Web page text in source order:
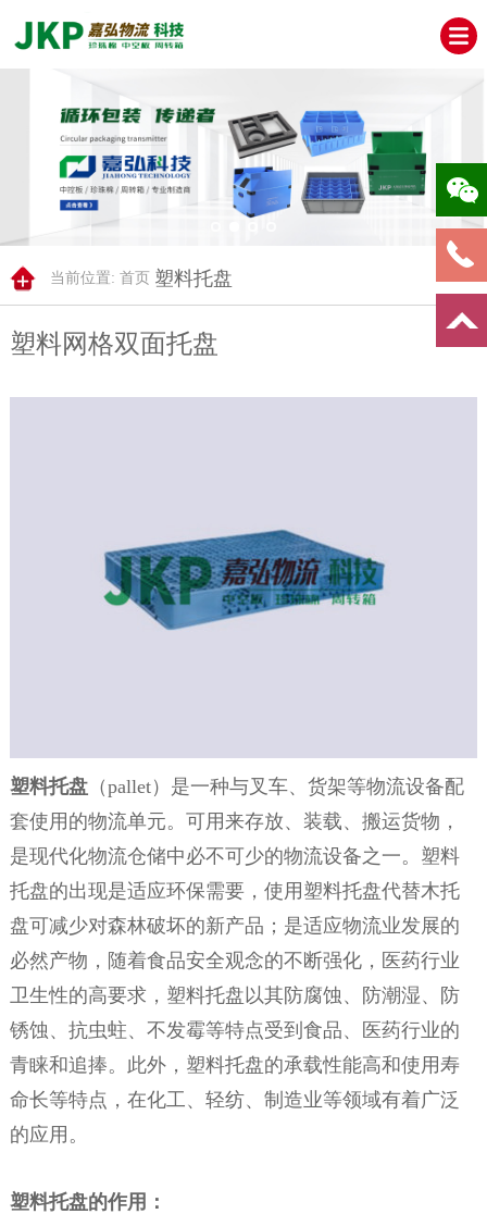
当前位置: 首页 塑料托盘
塑料网格双面托盘
塑料托盘（pallet）是一种与叉车、货架等物流设备配
套使用的物流单元。可用来存放、装载、搬运货物，
是现代化物流仓储中必不可少的物流设备之一。塑料
托盘的出现是适应环保需要，使用塑料托盘代替木托
盘可减少对森林破坏的新产品；是适应物流业发展的
必然产物，随着食品安全观念的不断强化，医药行业
卫生性的高要求，塑料托盘以其防腐蚀、防潮湿、防
锈蚀、抗虫蛀、不发霉等特点受到食品、医药行业的
青睐和追捧。此外，塑料托盘的承载性能高和使用寿
命长等特点，在化工、轻纺、制造业等领域有着广泛
的应用。
塑料托盘的作用：